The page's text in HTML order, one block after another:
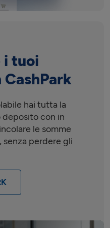
i tuoi
hai tutta la
con in
le somme
senza perdere gli